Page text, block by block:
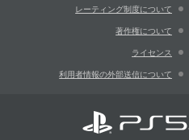
レーティング制度について
著作権について
ライセンス
利用者情報の外部送信について